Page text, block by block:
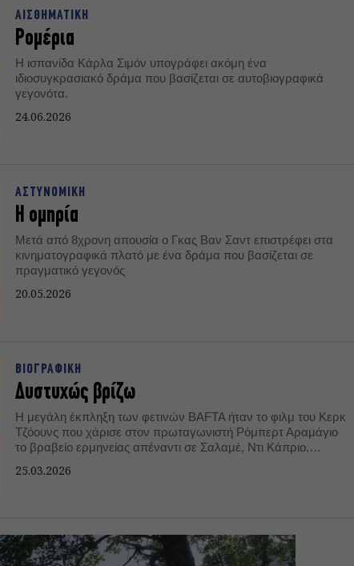
ΑΙΣΘΗΜΑΤΙΚΗ
Ρομέρια
Η ισπανίδα Κάρλα Σιμόν υπογράφει ακόμη ένα
ιδιοσυγκρασιακό δράμα που βασίζεται σε αυτοβιογραφικά
γεγονότα.
24.06.2026
ΑΣΤΥΝΟΜΙΚΗ
Η ομηρία
Μετά από 8χρονη απουσία ο Γκας Βαν Σαντ επιστρέφει στα
κινηματογραφικά πλατό με ένα δράμα που βασίζεται σε
πραγματικό γεγονός
20.05.2026
ΒΙΟΓΡΑΦΙΚΗ
Δυστυχώς βρίζω
Η μεγάλη έκπληξη των φετινών BAFTA ήταν το φιλμ του Κερκ
Τζόουνς που χάρισε στον πρωταγωνιστή Ρόμπερτ Αραμάγιο
το βραβείο ερμηνείας απέναντι σε Σαλαμέ, Ντι Κάπριο,
25.03.2026